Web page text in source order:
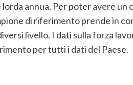
annua. Per poter avere un
di riferimento prende in
livello. I dati sulla forza
per tutti i dati del Paese.